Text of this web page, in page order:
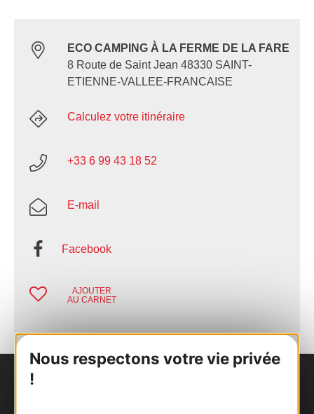
Nous respectons votre vie privée
!
ECO CAMPING À LA FERME DE LA FARE
8 Route de Saint Jean 48330 SAINT-
ETIENNE-VALLEE-FRANCAISE
Calculez votre itinéraire
+33 6 99 43 18 52
E-mail
Facebook
AJOUTER
AU CARNET